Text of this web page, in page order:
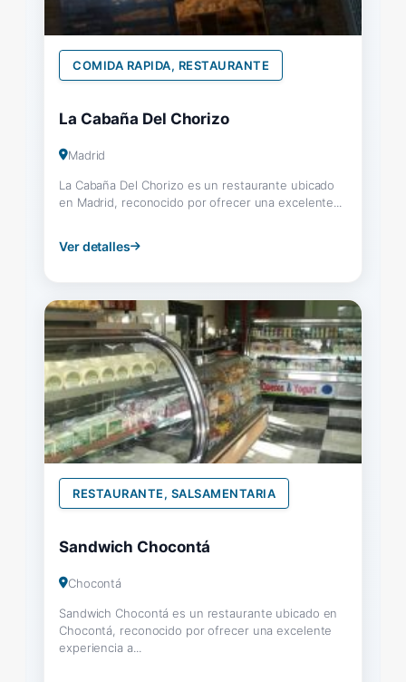
COMIDA RAPIDA, RESTAURANTE
La Cabaña Del Chorizo
Madrid
La Cabaña Del Chorizo es un restaurante ubicado
en Madrid, reconocido por ofrecer una excelente...
Ver detalles
RESTAURANTE, SALSAMENTARIA
Sandwich Chocontá
Chocontá
Sandwich Chocontá es un restaurante ubicado en
Chocontá, reconocido por ofrecer una excelente
experiencia a...